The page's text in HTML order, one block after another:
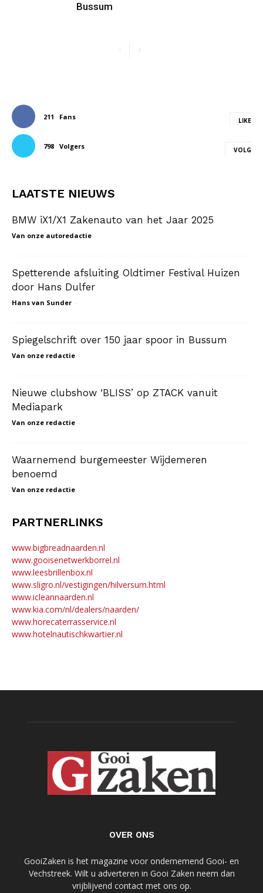
Bussum
211 Fans LIKE
798 Volgers VOLG
LAATSTE NIEUWS
BMW iX1/X1 Zakenauto van het Jaar 2025
Van onze autoredactie -
Spetterende afsluiting Oldtimer Festival Huizen
door Hans Dulfer
Hans van Sunder -
Spiegelschrift over 150 jaar spoor in Bussum
Van onze redactie -
Nieuwe clubshow ‘BLISS’ op ZTACK vanuit
Mediapark
Van onze redactie -
Waarnemend burgemeester Wijdemeren
benoemd
Van onze redactie -
PARTNERLINKS
www.bigbreadnaarden.nl
www.gooisenetwerkborrel.nl
www.leesbrillenbox.nl
www.sligro.nl/vestigingen/hilversum.html
www.icleannaarden.nl
www.kia.com/nl/dealers/naarden/
www.horecaterrasservice.nl
www.hotelnautischkwartier.nl
OVER ONS
GooiZaken is het magazine voor ondernemend Gooi- en
Vechstreek. Wilt u adverteren in Gooi Zaken neem dan
vrijblijvend contact met ons op.